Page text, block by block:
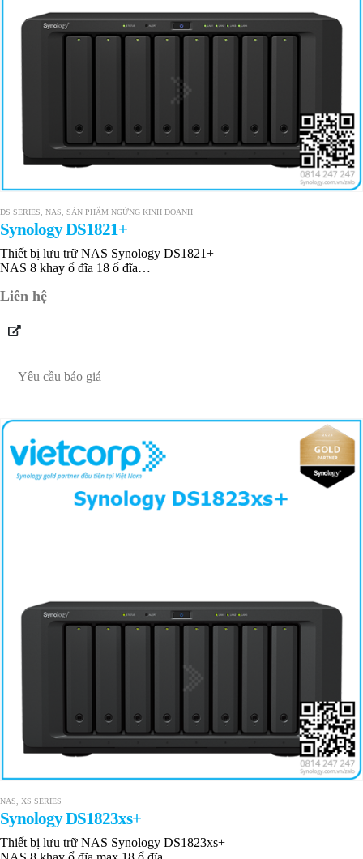
DS SERIES NAS SẢN PHẨM NGỪNG KINH DOANH
Synology DS1821+
Thiết bị lưu trữ NAS Synology DS1821+
NAS 8 khay ổ đĩa 18 ổ đĩa
4 RJ-45 1GbE
Liên hệ
Yêu cầu báo giá
NAS XS SERIES
Synology DS1823xs+
Thiết bị lưu trữ NAS Synology DS1823xs+